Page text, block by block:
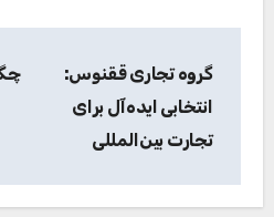
نوشته
گروه تجاری ققنوس:
انتخابی ایده‌آل برای
تجارت بین‌المللی